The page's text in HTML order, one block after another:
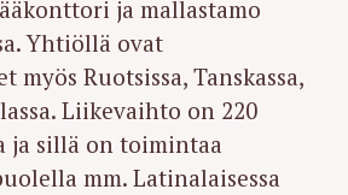
ja mallastamo
Yhtiöllä ovat
Ruotsissa, Tanskassa,
Liikevaihto on 220
ja sillä on toimintaa
mm. Latinalaisessa